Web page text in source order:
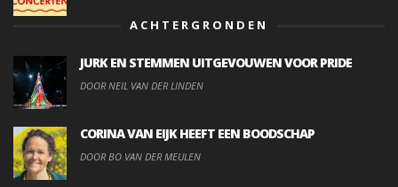
ACHTERGRONDEN
JURK EN STEMMEN UITGEVOUWEN VOOR PRIDE
DOOR NEIL VAN DER LINDEN
CORINA VAN EIJK HEEFT EEN BOODSCHAP
DOOR BO VAN DER MEULEN